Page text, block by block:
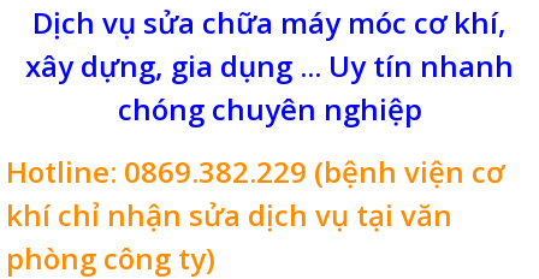
Dịch vụ sửa chữa máy móc cơ khí,
xây dựng, gia dụng ... Uy tín nhanh
chóng chuyên nghiệp
Hotline: 0869.382.229 (bệnh viện cơ
khí chỉ nhận sửa dịch vụ tại văn
phòng công ty)